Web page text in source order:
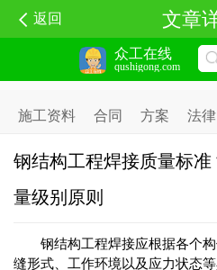
众工在线
qushigong.com
返回 文章
施工资料 合同 方案 法律
钢结构工程焊接质量标
量级别原则
钢结构工程焊接应根据各个构
缝形式、工作环境以及应力状态